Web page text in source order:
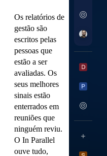
Os relatórios de
gestão são
escritos pelas
pessoas que
estão a ser
avaliadas. Os
seus melhores
sinais estão
enterrados em
reuniões que
ninguém reviu.
O In Parallel
ouve tudo,